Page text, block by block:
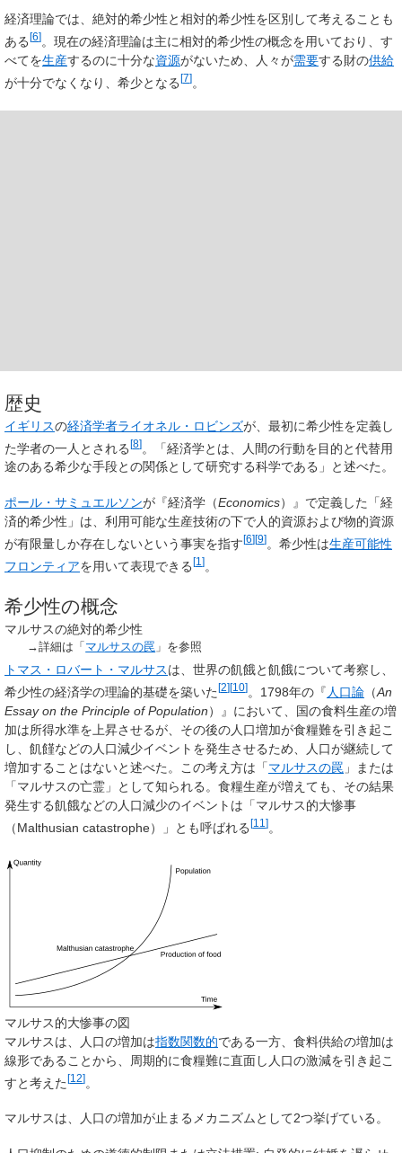
経済理論では、絶対的希少性と相対的希少性を区別して考えることも
ある [6] 。現在の経済理論は主に相対的希少性の概念を用いており、す
べてを生産するのに十分な資源がないため、人々が需要する財の供給
が十分でなくなり、希少となる [7] 。
歴史
イギリスの経済学者ライオネル・ロビンズが、最初に希少性を定義し
た学者の一人とされる[8]。「経済学とは、人間の行動を目的と代替用
途のある希少な手段との関係として研究する科学である」と述べた。
ポール・サミュエルソンが『経済学（Economics）』で定義した「経
済的希少性」は、利用可能な生産技術の下で人的資源および物的資源
が有限量しか存在しないという事実を指す[6][9]。希少性は生産可能性
フロンティアを用いて表現できる[1 ]。
希少性の概念
マルサスの絶対的希少性
→詳細は「 マルサスの罠 」を参照
トマス・ロバート・マルサスは、世界の飢餓と飢餓について考察し、
希少性の経済学の理論的基礎を築いた [2][10] 。1798年の『 人口論 （An
Essay on the Principle of Population）』において、国の食料生産の増
加は所得水準を上昇させるが、その後の人口増加が食糧難を引き起こ
し、飢饉などの人口減少イベントを発生させるため、人口が継続して
増加することはないと述べた。この考え方は「マルサスの罠 」または
「マルサスの亡霊」として知られる。食糧生産が増えても、その結果
発生する飢餓などの人口減少のイベントは「マルサス的大惨事
（Malthusian catastrophe）」とも呼ばれる[11 ]。
マルサス的大惨事の図
マルサスは、人口の増加は指数関数的である一方、食料供給の増加は
線形であることから、周期的に食糧難に直面し人口の激減を引き起こ
すと考えた [12] 。
マルサスは、人口の増加が止まるメカニズムとして2つ挙げている。